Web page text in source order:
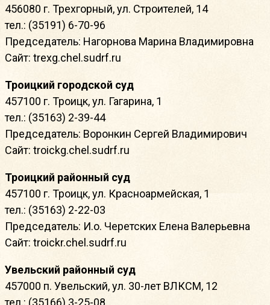
456080 г. Трехгорный, ул. Строителей, 14
тел.: (35191) 6-70-96
Председатель: Нагорнова Марина Владимировна
Сайт: trexg.chel.sudrf.ru
Троицкий городской суд
457100 г. Троицк, ул. Гагарина, 1
тел.: (35163) 2-39-44
Председатель: Воронкин Сергей Владимирович
Сайт: troickg.chel.sudrf.ru
Троицкий районный суд
457100 г. Троицк, ул. Красноармейская, 1
тел.: (35163) 2-22-03
Председатель: И.о. Черетских Елена Валерьевна
Сайт: troickr.chel.sudrf.ru
Увельский районный суд
457000 п. Увельский, ул. 30-лет ВЛКСМ, 12
тел.: (35166) 3-25-08